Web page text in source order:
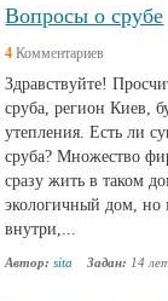
Вопросы о срубе
4 Комментариев
Здравствуйте!
сруба, регион Киев,
утепления. Есть ли
сруба? Множество
сразу жить в таком
экологичный дом, но
внутри,...
Автор: sita Задан: 14